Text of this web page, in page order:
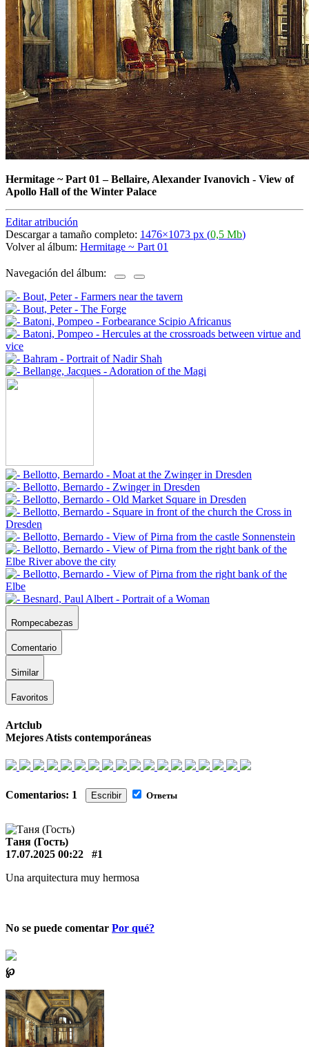
Hermitage ~ Part 01 –Bellaire, Alexander Ivanovich - View of
Apollo Hall of the Winter Palace
Editar atribución
Descargar a tamaño completo: 1476×1073 px (0,5 Mb)
Volver al álbum: Hermitage ~ Part 01
Navegación del álbum:
Rompecabezas
Comentario
Similar
Favoritos
Artclub
Mejores Atists contemporáneas
Comentarios: 1 Escribir Ответы
Таня (Гость)
17.07.2025 00:22
#1
Una arquitectura muy hermosa
No se puede comentar Por qué?
℘